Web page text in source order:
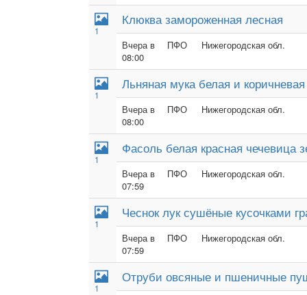
1
Клюква замороженная лесная
Вчера в
08:00
ПФО Нижегородская обл.
1
Льняная мука белая и коричневая
Вчера в
08:00
ПФО Нижегородская обл.
1
Фасоль белая красная чечевица
Вчера в
07:59
ПФО Нижегородская обл.
1
Чеснок лук сушёные кусочками
Вчера в
07:59
ПФО Нижегородская обл.
1
Отруби овсяные и пшеничные